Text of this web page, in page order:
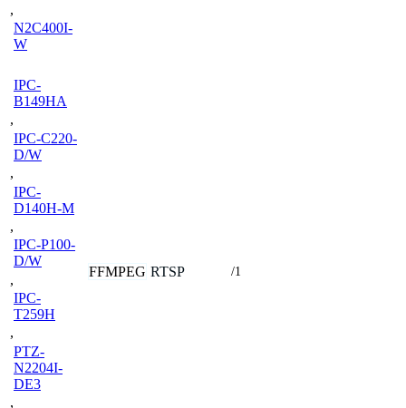
,
N2C400I-
W
IPC-
B149HA
,
IPC-C220-
D/W
,
IPC-
D140H-M
,
IPC-P100-
D/W
,
IPC-
T259H
,
PTZ-
N2204I-
DE3
,
FFMPEG RTSP /1